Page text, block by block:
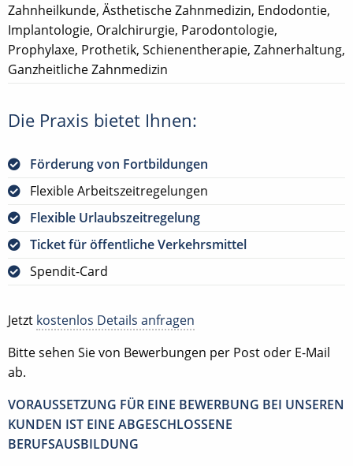
Zahnheilkunde, Ästhetische Zahnmedizin, Endodontie,
Implantologie, Oralchirurgie, Parodontologie,
Prophylaxe, Prothetik, Schienentherapie, Zahnerhaltung,
Ganzheitliche Zahnmedizin
Die Praxis bietet Ihnen:
Förderung von Fortbildungen
Flexible Arbeitszeitregelungen
Flexible Urlaubszeitregelung
Ticket für öffentliche Verkehrsmittel
Spendit-Card
Jetzt kostenlos Details anfragen
Bitte sehen Sie von Bewerbungen per Post oder E-Mail
ab.
VORAUSSETZUNG FÜR EINE BEWERBUNG BEI UNSEREN
KUNDEN IST EINE ABGESCHLOSSENE
BERUFSAUSBILDUNG